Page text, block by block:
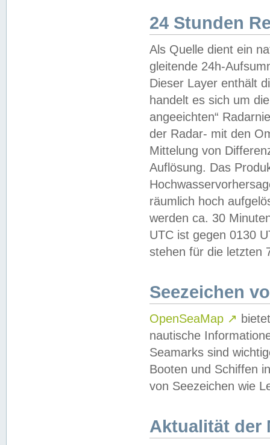
24 Stunden
Als Quelle dient ein
gleitende 24h-
Dieser Layer enthält
handelt es sich um
angeeichten“
der Radar- mit den
Mittelung von
Auflösung. Das
räumlich hoch
werden ca. 30
UTC ist gegen 0130
stehen für die letzten
Seezeichen
OpenSeaMap ↗
nautische
Seamarks sind
Booten und Schiffen
von Seezeichen wie
Aktualität der